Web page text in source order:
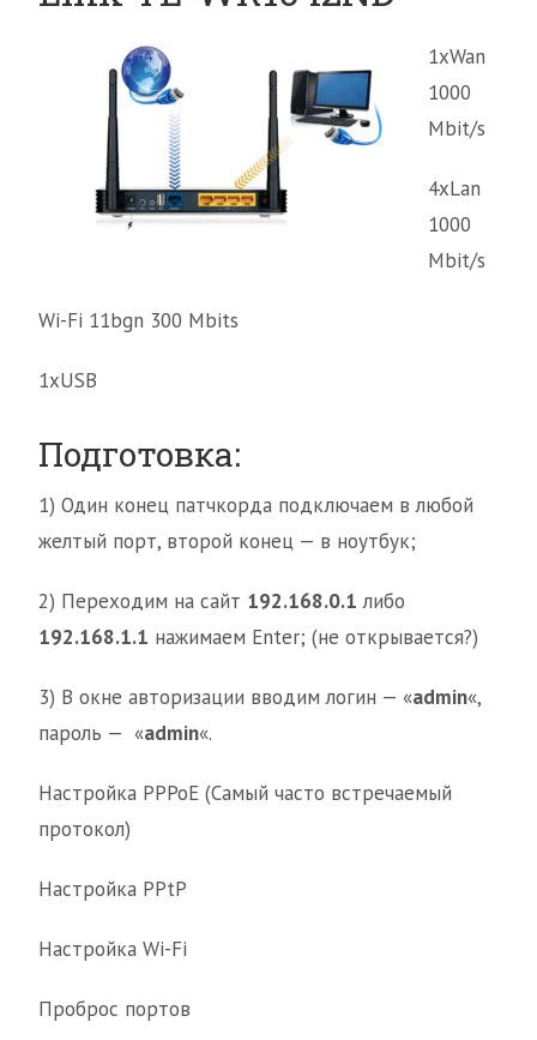
1xWan
1000
Mbit/s
4xLan
1000
Mbit/s
Wi-Fi 11bgn 300 Mbits
1xUSB
Подготовка:
1) Один конец патчкорда подключаем в любой
желтый порт, второй конец — в ноутбук;
2) Переходим на сайт 192.168.0.1 либо
192.168.1.1 нажимаем Enter; (не открывается?)
3) В окне авторизации вводим логин — «admin«,
пароль — «admin«.
Настройка PPPoE (Самый часто встречаемый
протокол)
Настройка PPtP
Настройка Wi-Fi
Проброс портов